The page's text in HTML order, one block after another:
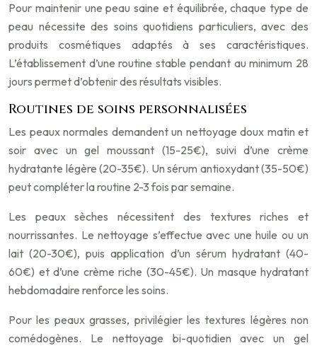
Pour maintenir une peau saine et équilibrée, chaque type de
peau nécessite des soins quotidiens particuliers, avec des
produits cosmétiques adaptés à ses caractéristiques.
L’établissement d’une routine stable pendant au minimum 28
jours permet d’obtenir des résultats visibles.
Routines de soins personnalisées
Les peaux normales demandent un nettoyage doux matin et
soir avec un gel moussant (15-25€), suivi d’une crème
hydratante légère (20-35€). Un sérum antioxydant (35-50€)
peut compléter la routine 2-3 fois par semaine.
Les peaux sèches nécessitent des textures riches et
nourrissantes. Le nettoyage s’effectue avec une huile ou un
lait (20-30€), puis application d’un sérum hydratant (40-
60€) et d’une crème riche (30-45€). Un masque hydratant
hebdomadaire renforce les soins.
Pour les peaux grasses, privilégier les textures légères non
comédogènes. Le nettoyage bi-quotidien avec un gel